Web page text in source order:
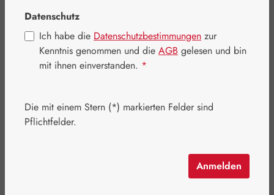
Regulärer Preis:
251,70 €
Inhalt:0.219 Kilogramm
Datenschutz
Ich habe die Datenschutzbestimmungen zur
Kenntnis genommen und die AGB gelesen und bin
mit ihnen einverstanden. *
Die mit einem Stern (*) markierten Felder sind
Pflichtfelder.
Anmelden